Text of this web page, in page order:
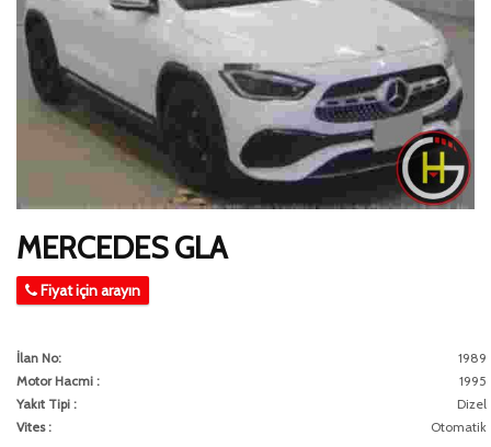
MERCEDES GLA
Fiyat için arayın
İlan No:
1989
Motor Hacmi :
1995
Yakıt Tipi :
Dizel
Vites :
Otomatik